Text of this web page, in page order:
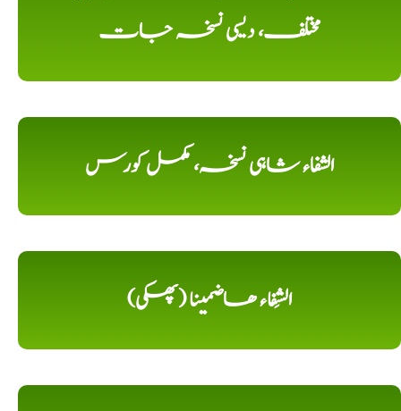
مختلف، دیسی نسخہ جات
الشفاء شاہی نسخہ، مکمل کورس
الشِفاء ھاضمینا (پھکی)